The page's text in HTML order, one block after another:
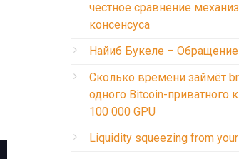
честное сравнение
консенсуса
Найиб Букеле –
Сколько времени займёт
одного Bitcoin-приватного
100 000 GPU
Liquidity squeezing from